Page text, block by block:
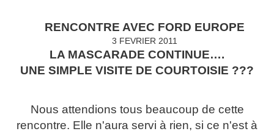
RENCONTRE AVEC FORD EUROPE
3 FEVRIER 2011
LA MASCARADE CONTINUE….
UNE SIMPLE VISITE DE COURTOISIE ???
Nous attendions tous beaucoup de cette
rencontre. Elle n'aura servi à rien, si ce n'est à